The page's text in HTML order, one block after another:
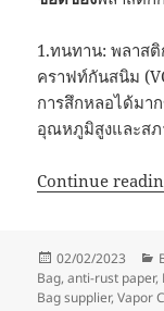
1.ทนทาน: พลาส
คราฟท์กันสนิม
การสึกหลอได้มา
อุณหภูมิสูงและส
Continue
Posted
on
02/02/2023
Bag,anti-rust paper,
Bag supplier,Vapor